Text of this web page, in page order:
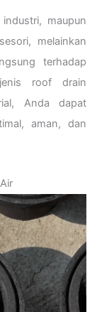
maupun
melainkan
terhadap
roof drain
Anda dapat
aman, dan